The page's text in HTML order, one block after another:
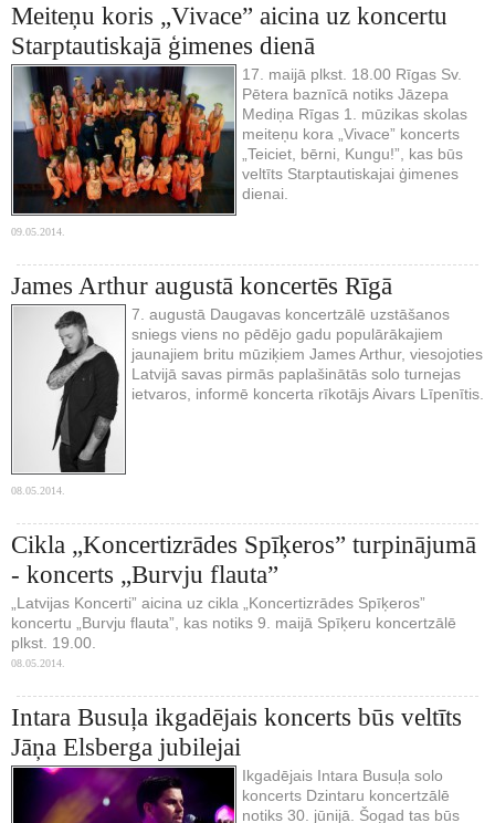
Meiteņu koris „Vivace” aicina uz koncertu
Starptautiskajā ģimenes dienā
17. maijā plkst. 18.00 Rīgas Sv.
Pētera baznīcā notiks Jāzepa
Mediņa Rīgas 1. mūzikas skolas
meiteņu kora „Vivace” koncerts
„Teiciet, bērni, Kungu!”, kas būs
veltīts Starptautiskajai ģimenes
dienai.
09.05.2014.
James Arthur augustā koncertēs Rīgā
7. augustā Daugavas koncertzālē uzstāšanos
sniegs viens no pēdējo gadu populārākajiem
jaunajiem britu mūziķiem James Arthur, viesojoties
Latvijā savas pirmās paplašinātās solo turnejas
ietvaros, informē koncerta rīkotājs Aivars Līpenītis.
08.05.2014.
Cikla „Koncertizrādes Spīķeros” turpinājumā
- koncerts „Burvju flauta”
„Latvijas Koncerti” aicina uz cikla „Koncertizrādes Spīķeros”
koncertu „Burvju flauta”, kas notiks 9. maijā Spīķeru koncertzālē
plkst. 19.00.
08.05.2014.
Intara Busuļa ikgadējais koncerts būs veltīts
Jāņa Elsberga jubilejai
Ikgadējais Intara Busuļa solo
koncerts Dzintaru koncertzālē
notiks 30. jūnijā. Šogad tas būs